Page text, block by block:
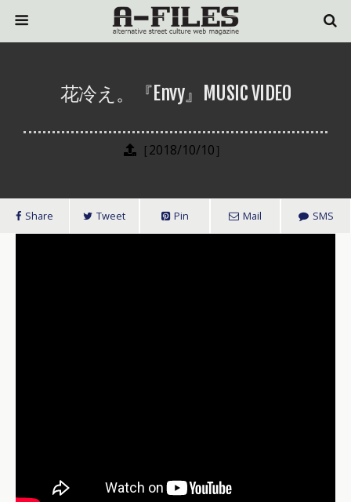
花冷え。『Envy』MUSIC VIDEO
［2018/10/10］
Share Tweet Pin Mail SMS